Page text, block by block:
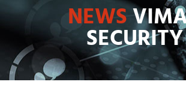
NEWS
SECURITY